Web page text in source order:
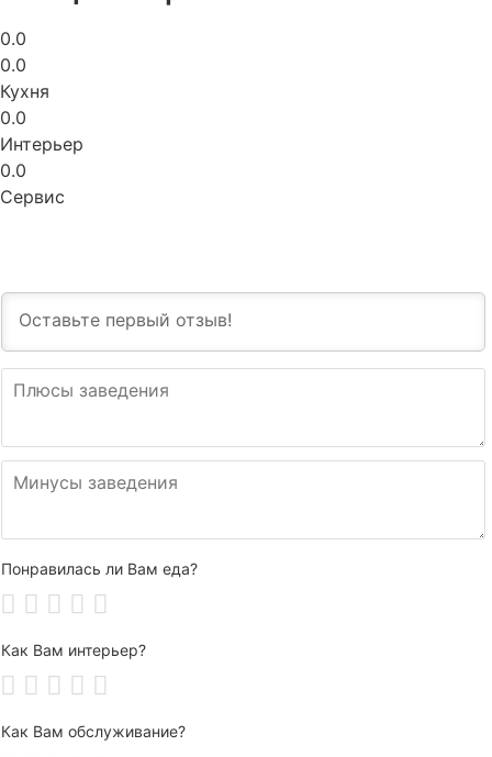
0.0
0.0
Кухня
0.0
Интерьер
0.0
Сервис
Понравилась ли Вам еда?
Как Вам интерьер?
Как Вам обслуживание?